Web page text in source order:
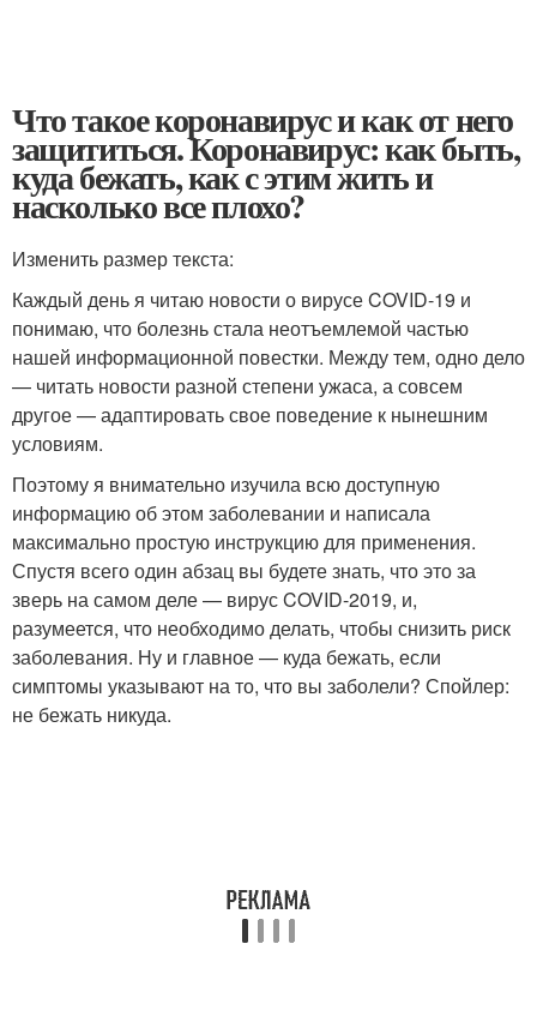
Что такое коронавирус и как от него
защититься. Коронавирус: как быть,
куда бежать, как с этим жить и
насколько все плохо?
Изменить размер текста:
Каждый день я читаю новости о вирусе COVID-19 и
понимаю, что болезнь стала неотъемлемой частью
нашей информационной повестки. Между тем, одно дело
— читать новости разной степени ужаса, а совсем
другое — адаптировать свое поведение к нынешним
условиям.
Поэтому я внимательно изучила всю доступную
информацию об этом заболевании и написала
максимально простую инструкцию для применения.
Спустя всего один абзац вы будете знать, что это за
зверь на самом деле — вирус COVID-2019, и,
разумеется, что необходимо делать, чтобы снизить риск
заболевания. Ну и главное — куда бежать, если
симптомы указывают на то, что вы заболели? Спойлер:
не бежать никуда.